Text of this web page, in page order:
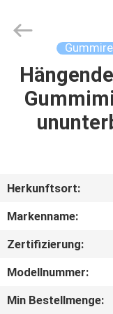
HAUS
PRODUKTE
UNS
AUSFLUG
CO.,LTD.
Herkunftsort:
Markenname:
Zertifizierung:
Modellnummer:
Min Bestellmenge: